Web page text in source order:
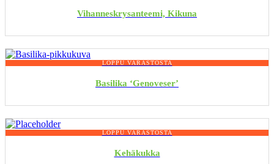
Vihanneskrysanteemi, Kikuna
LOPPU VARASTOSTA
Basilika ‘Genoveser’
LOPPU VARASTOSTA
Kehäkukka